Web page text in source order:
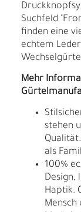
Suchfeld
finden eine
echtem
Mehr
stehen
als
100%
Design,
Haptik.
Mensch